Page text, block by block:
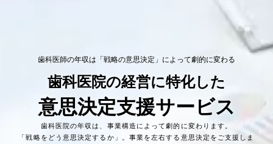
歯科医師の年収は「戦略の意思決定」によって劇的に変わる
歯科医院の経営に特化した
意思決定支援サービス
歯科医院の年収は、事業構造によって劇的に変わります。
「戦略をどう意思決定するか」。事業を左右する意思決定をご支援しま